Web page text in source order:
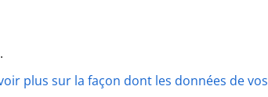
plus sur la façon dont les données de vos